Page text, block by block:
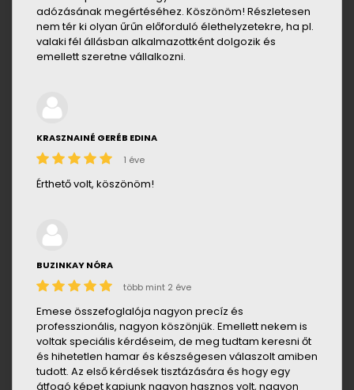
adózásának megértéséhez. Köszönöm! Részletesen
nem tér ki olyan űrűn előforduló élethelyzetekre, ha pl.
valaki fél állásban alkalmazottként dolgozik és
emellett szeretne vállalkozni.
KRASZNAINÉ GERÉB EDINA
1 éve
Érthető volt, köszönöm!
BUZINKAY NÓRA
több mint 2 éve
Emese összefoglalója nagyon precíz és
professzionális, nagyon köszönjük. Emellett nekem is
voltak speciális kérdéseim, de meg tudtam keresni őt
és hihetetlen hamar és készségesen válaszolt amiben
tudott. Az első kérdések tisztázására és hogy egy
átfogó képet kapjunk nagyon hasznos volt, nagyon